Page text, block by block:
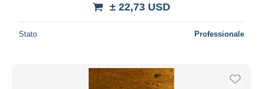
± 22,73 USD
Stato Professionale